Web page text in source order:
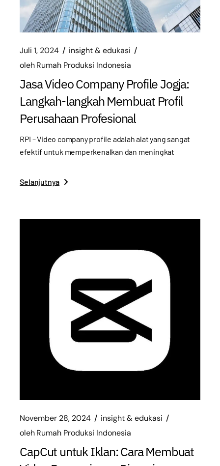
Juli 1, 2024
insight & edukasi
olehRumah Produksi Indonesia
Jasa Video Company Profile Jogja:
Langkah-langkah Membuat Profil
Perusahaan Profesional
RPI – Video company profile adalah alat yang sangat
efektif untuk memperkenalkan dan meningkat
Selanjutnya
November 28, 2024
insight & edukasi
olehRumah Produksi Indonesia
CapCut untuk Iklan: Cara Membuat